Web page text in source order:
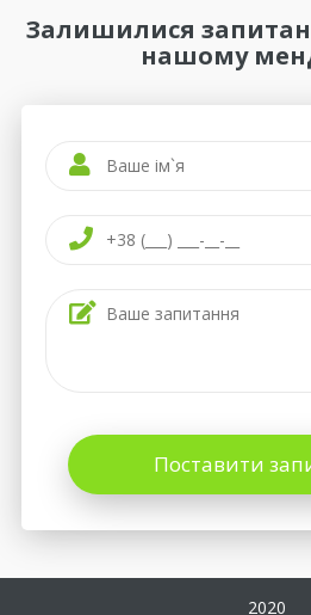
Залишилися
нашому
Поставити
2020